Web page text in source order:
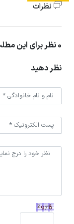
نظرات
0 نظر برای این مطلب وجود دارد
نظر دهید